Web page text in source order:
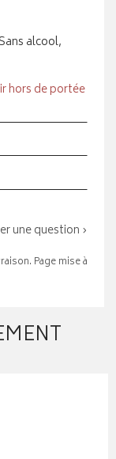
alcool,
hors de portée
une question ›
Page mise à